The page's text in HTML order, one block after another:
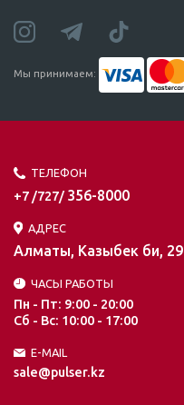
Мы принимаем:
ТЕЛЕФОН
+7 /727/ 356-8000
АДРЕС
Алматы, Казыбек би, 29
ЧАСЫ РАБОТЫ
Пн - Пт: 9:00 - 20:00
Сб - Вс: 10:00 - 17:00
E-MAIL
sale@pulser.kz